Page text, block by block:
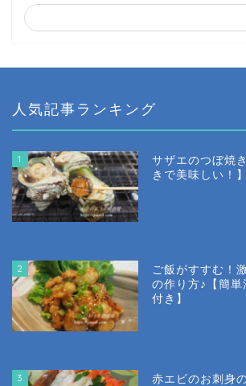
人気記事ランキング
1
サザエのつぼ焼
きで美味しい！】
2
ご飯がすすむ！
の作り方♪【簡
付き】
3
赤エビのお刺身